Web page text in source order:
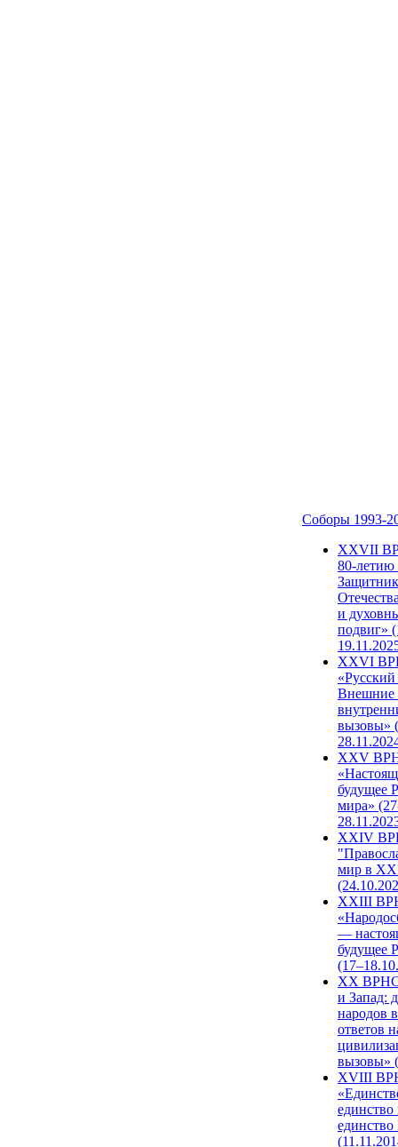
Соборы 1993-
ХХVII
80-
и
подвиг»
XXVI
Внешние
вызовы»
XXV
будущее
мира»
XXIV
мир в
XXIII
—
будущее
XX ВРНС
и Запад:
народов
ответов
вызовы»
XVIII
единство
единство